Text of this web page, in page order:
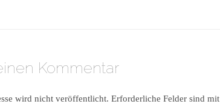
Kommentar
wird nicht veröffentlicht. Erforderliche Felder sind mit